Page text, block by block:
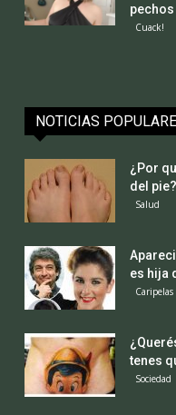
pechos
Cuack!
NOTICIAS
¿Por
del pie?
Salud
es hija
Caripelas
tenes
Sociedad